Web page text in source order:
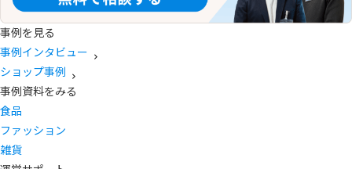
事例を見る
事例インタビュー
ショップ事例
事例資料をみる
食品
ファッション
雑貨